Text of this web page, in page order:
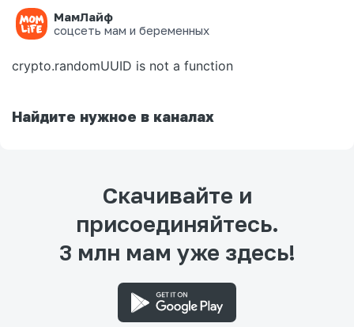
МамЛайф
соцсеть мам и беременных
Ошибка на странице
crypto.randomUUID is not a function
Найдите нужное в каналах
Скачивайте и
присоединяйтесь.
3 млн мам уже здесь!